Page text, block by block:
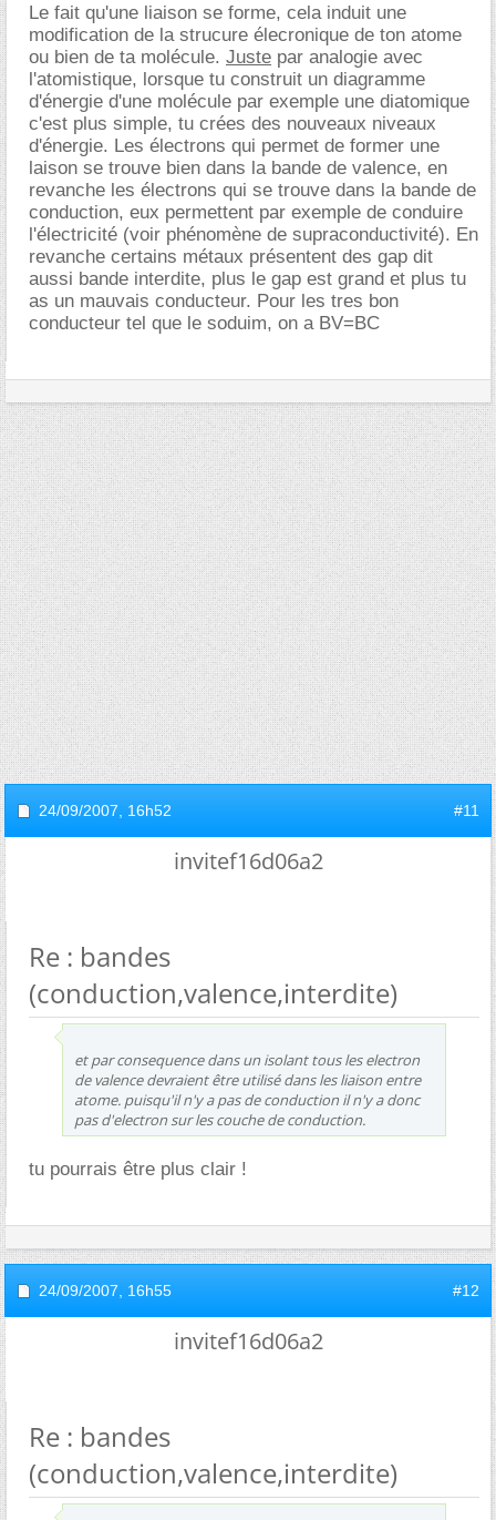
Le fait qu'une liaison se forme, cela induit une
modification de la strucure élecronique de ton atome
ou bien de ta molécule. Juste par analogie avec
l'atomistique, lorsque tu construit un diagramme
d'énergie d'une molécule par exemple une diatomique
c'est plus simple, tu crées des nouveaux niveaux
d'énergie. Les électrons qui permet de former une
laison se trouve bien dans la bande de valence, en
revanche les électrons qui se trouve dans la bande de
conduction, eux permettent par exemple de conduire
l'électricité (voir phénomène de supraconductivité). En
revanche certains métaux présentent des gap dit
aussi bande interdite, plus le gap est grand et plus tu
as un mauvais conducteur. Pour les tres bon
conducteur tel que le soduim, on a BV=BC
24/09/2007, 16h52 #11
invitef16d06a2
Re : bandes
(conduction,valence,interdite)
et par consequence dans un isolant tous les electron
de valence devraient être utilisé dans les liaison entre
atome. puisqu'il n'y a pas de conduction il n'y a donc
pas d'electron sur les couche de conduction.
tu pourrais être plus clair !
24/09/2007, 16h55 #12
invitef16d06a2
Re : bandes
(conduction,valence,interdite)